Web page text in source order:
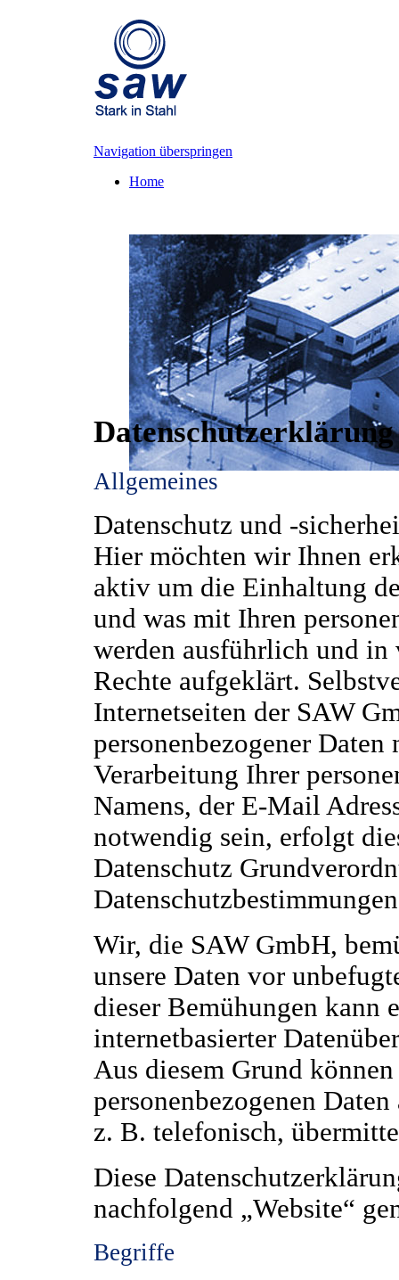
Navigation überspringen
Home
Datenschutzerklärung
Allgemeines
Datenschutz und -
Hier möchten wir Ihnen
aktiv um die Einhaltung
und was mit Ihren
werden ausführlich und in
Rechte aufgeklärt.
Internetseiten der SAW
personenbezogener
Verarbeitung Ihrer
Namens, der E-Mail
notwendig sein, erfolgt
Datenschutz
Wir, die SAW GmbH,
unsere Daten vor
dieser Bemühungen kann
internetbasierter
Aus diesem Grund
personenbezogenen
z. B. telefonisch,
Diese
nachfolgend „Website“
Begriffe